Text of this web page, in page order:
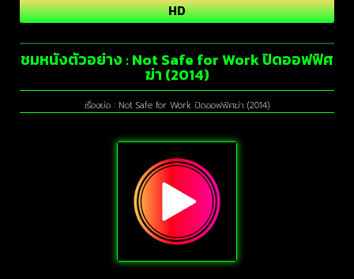
HD
ชมหนังตัวอย่าง : Not Safe for Work ปิดออฟฟิศ
ฆ่า (2014)
เรื่องย่อ : Not Safe for Work ปิดออฟฟิศฆ่า (2014)